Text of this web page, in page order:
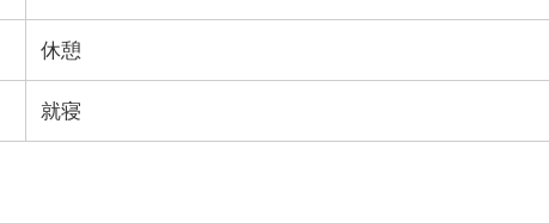
休憩
就寝